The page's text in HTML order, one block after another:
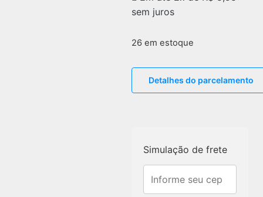
sem juros
26 em estoque
Detalhes do parcelamento
Simulação de frete